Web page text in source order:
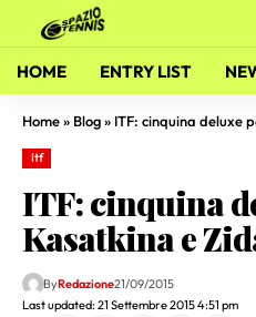
HOME ENTRY LIST
Home» Blog» ITF: cinquina deluxe
Itf
ITF: cinquina
Kasatkina e
Last updated: 21 Settembre 2015 4:51 pm
ByRedazione21/09/2015